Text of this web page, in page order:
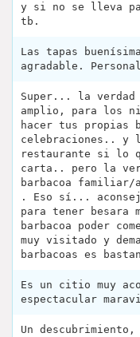
y si no se lleva
tb.
Las tapas
agradable.
Super... la verdad
amplio, para los
hacer tus propias
celebraciones.. y
restaurante si lo
carta.. pero la
barbacoa familiar/
. Eso sí...
para tener besara
barbacoa poder
muy visitado y
barbacoas es
Es un citio muy
espectacular
Un